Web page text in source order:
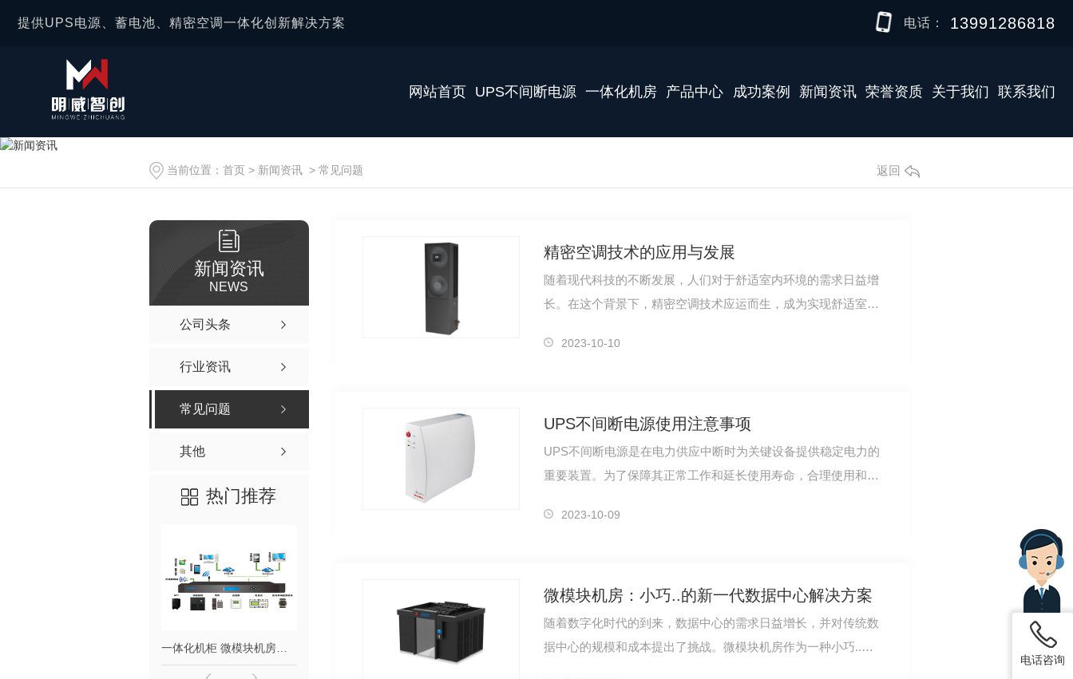
提供UPS电源、蓄电池、精密空调一体化创新解决方案 电话： 13991286818
网站首页 UPS不间断电源 一体化机房 产品中心 成功案例 新闻资讯 荣誉资质 关于我们 联系我们
当前位置： 首页 > 新闻资讯 > 常见问题 返回
新闻资讯
NEWS
公司头条
行业资讯
常见问题
其他
热门推荐
一体化机柜 微模块机房数据中心监控解决方案 SBC-A 电池柜 冷通道单排机柜微模块数据中心机房解决方案
精密空调技术的应用与发展
随着现代科技的不断发展，人们对于舒适室内环境的需求日益增
长。在这个背景下，精密空调技术应运而生，成为实现舒适室内
2023-10-10
UPS不间断电源使用注意事项
UPS不间断电源是在电力供应中断时为关键设备提供稳定电力的
重要装置。为了保障其正常工作和延长使用寿命，合理使用和维
2023-10-09
微模块机房：小巧..的新一代数据中心解决方案
随着数字化时代的到来，数据中心的需求日益增长，并对传统数
据中心的规模和成本提出了挑战。微模块机房作为一种小巧..的
电话咨询